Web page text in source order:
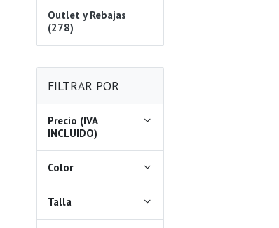
Outlet y Rebajas
(278)
FILTRAR POR
Precio (IVA
INCLUIDO)
Color
Talla